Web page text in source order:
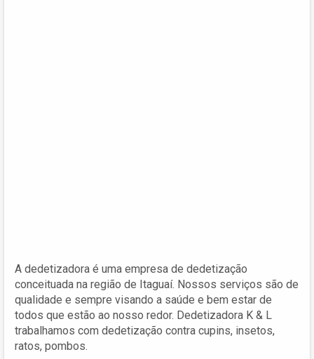
A dedetizadora é uma empresa de dedetização
conceituada na região de Itaguaí. Nossos serviços são de
qualidade e sempre visando a saúde e bem estar de
todos que estão ao nosso redor. Dedetizadora K & L
trabalhamos com dedetização contra cupins, insetos,
ratos, pombos.